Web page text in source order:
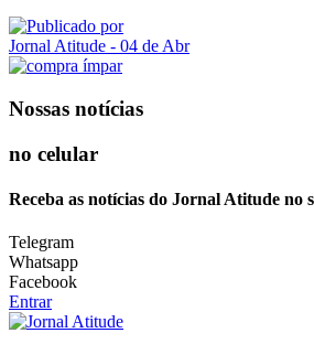
Jornal Atitude - 04 de Abr
Nossas notícias
no celular
Receba as notícias do Jornal Atitude no
Telegram
Whatsapp
Facebook
Entrar